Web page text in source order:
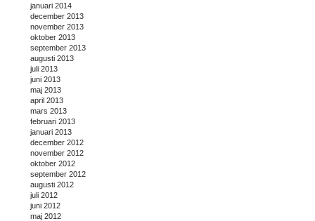
januari 2014
december 2013
november 2013
oktober 2013
september 2013
augusti 2013
juli 2013
juni 2013
maj 2013
april 2013
mars 2013
februari 2013
januari 2013
december 2012
november 2012
oktober 2012
september 2012
augusti 2012
juli 2012
juni 2012
maj 2012